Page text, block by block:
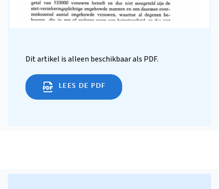
Dit artikel is alleen beschikbaar als PDF.
LEES DE PDF